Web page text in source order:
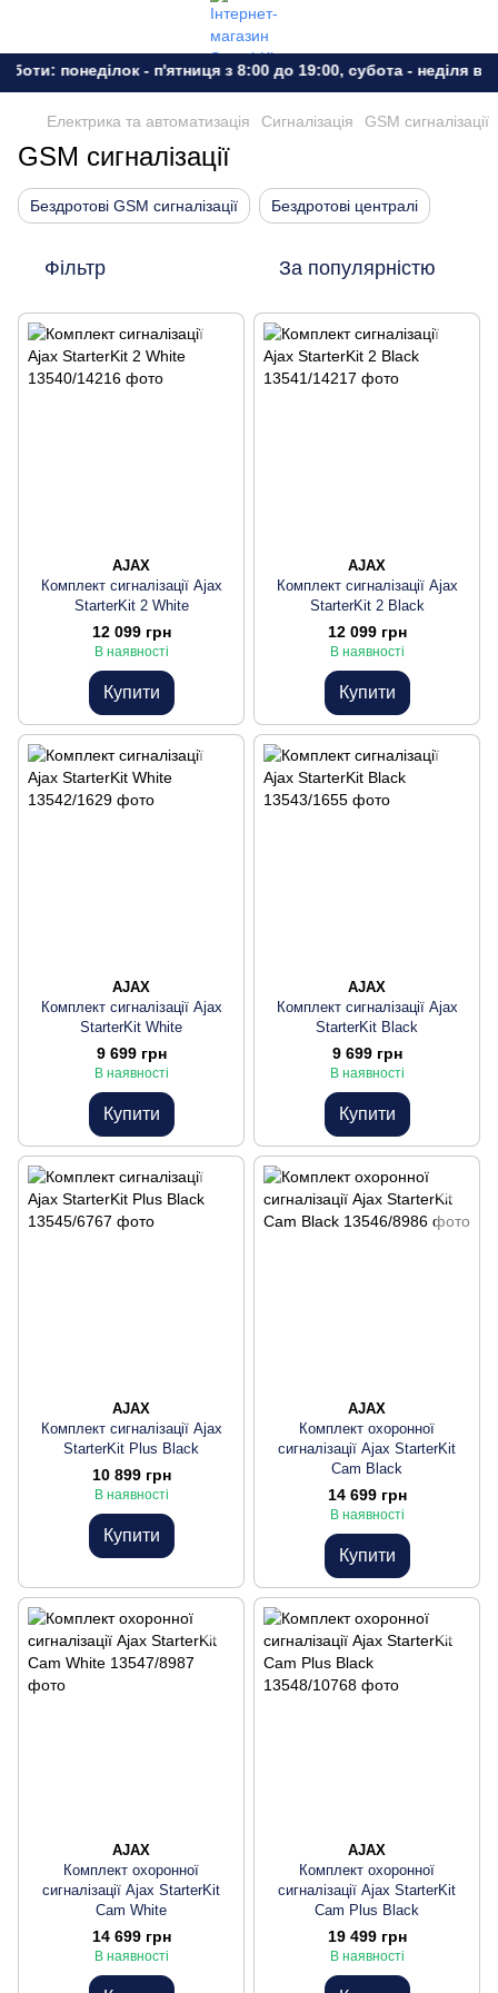
понеділок - п'ятниця з 8:00 до 19:00, субота - неділя
Електрика та автоматизація Сигналізація GSM сигналізації
GSM сигналізації
Бездротові GSM сигналізації Бездротові централі
Фільтр За популярністю
AJAX
Комплект сигналізації Ajax
StarterKit 2 White
12 099 грн
В наявності
Купити
AJAX
Комплект сигналізації Ajax
StarterKit 2 Black
12 099 грн
В наявності
Купити
AJAX
Комплект сигналізації Ajax
StarterKit White
9 699 грн
В наявності
Купити
AJAX
Комплект сигналізації Ajax
StarterKit Black
9 699 грн
В наявності
Купити
AJAX
Комплект сигналізації Ajax
StarterKit Plus Black
10 899 грн
В наявності
Купити
AJAX
Комплект охоронної
сигналізації Ajax StarterKit
Cam Black
14 699 грн
В наявності
Купити
AJAX
Комплект охоронної
сигналізації Ajax StarterKit
Cam White
14 699 грн
В наявності
AJAX
Комплект охоронної
сигналізації Ajax StarterKit
Cam Plus Black
19 499 грн
В наявності